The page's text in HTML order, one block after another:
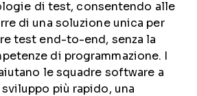
di test, consentendo alle
di una soluzione unica per
test end-to-end, senza la
di programmazione. I
le squadre software a
più rapido, una